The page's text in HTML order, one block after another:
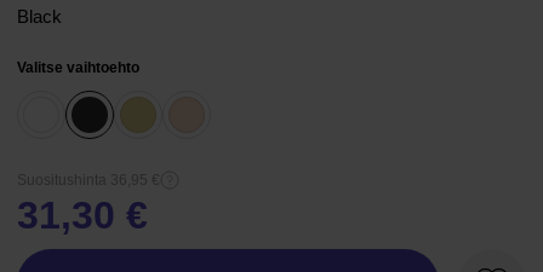
Black
Valitse vaihtoehto
Suositushinta 36,95 €
31,30 €